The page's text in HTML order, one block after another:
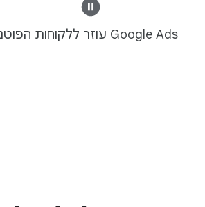
Google Ads עוזר ללקוחות הפוטנציאליים שלכם למצוא את העסק שלכם בדיוק כשהם מחפשים את הדברים שהכי חשובים להם.